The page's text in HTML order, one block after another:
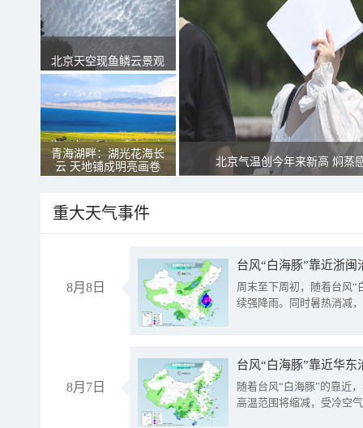
北京天空现鱼鳞云景观
青海湖畔：湖光花海长
云 天地铺成明亮画卷
北京气温创今年来新高 焖蒸
重大天气事件
8月8日
台风“白海豚”靠近浙
周末至下周初，随着台风“
续强降雨。同时暑热消减
8月7日
台风“白海豚”靠近华
随着台风“白海豚”的靠近
高温范围将缩减，受冷空